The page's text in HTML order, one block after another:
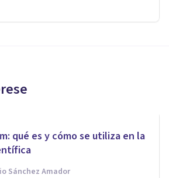
qué es y cómo se utiliza en la
Sánchez Amador